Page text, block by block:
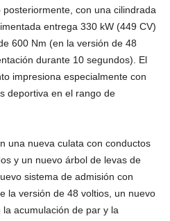
con una cilindrada
entrega 330 kW (449 CV)
600 Nm (en la versión de 48
durante 10 segundos). El
impresiona especialmente con
deportiva en el rango de
una nueva culata con conductos
y un nuevo árbol de levas de
sistema de admisión con
la versión de 48 voltios, un nuevo
acumulación de par y la